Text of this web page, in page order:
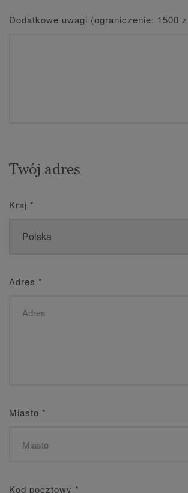
Dodatkowe uwagi (ograniczenie: 1500
Twój adres
Kraj *
Adres *
Miasto *
Kod pocztowy *